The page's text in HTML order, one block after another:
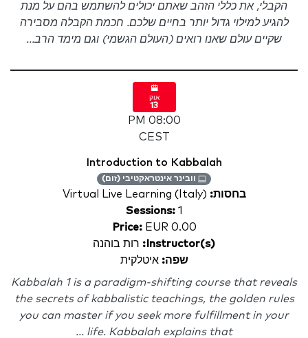
הקבלי, את כללי הזהב שאתם יכולים להשתמש בהם על מנת
להגיע למילוי גדול יותר בחיים שלכם. חכמת הקבלה מסבירה
שקיים עולם שאנו רואים (העולם הגשמי) וגם מימד הרב...
אוק
13
08:00 PM
CEST
Introduction to Kabbalah
וובינר אינטראקטיבי (זום)
בחסות: Virtual Live Learning (Italy)
Sessions:1
Price:EUR 0.00
Instructor(s):
רות בוהנה
שפה: איטלקית
Kabbalah 1 is a paradigm-shifting course that reveals
the secrets of kabbalistic teachings, the golden rules
you can master if you seek more fulfillment in your
life. Kabbalah explains that ...